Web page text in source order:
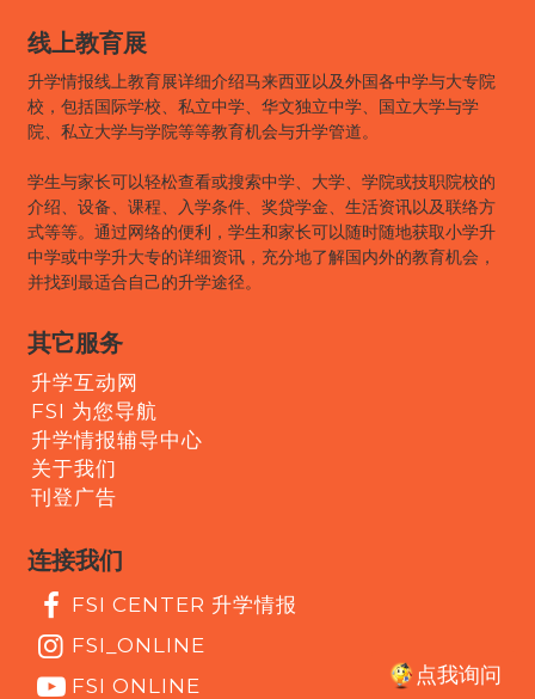
点我询问
线上教育展
升学情报线上教育展详细介绍马来西亚以及外国各中学与大专院
校，包括国际学校、私立中学、华文独立中学、国立大学与学
院、私立大学与学院等等教育机会与升学管道。
学生与家长可以轻松查看或搜索中学、大学、学院或技职院校的
介绍、设备、课程、入学条件、奖贷学金、生活资讯以及联络方
式等等。通过网络的便利，学生和家长可以随时随地获取小学升
中学或中学升大专的详细资讯，充分地了解国内外的教育机会，
并找到最适合自己的升学途径。
其它服务
升学互动网
FSI 为您导航
升学情报辅导中心
关于我们
刊登广告
连接我们
FSI CENTER 升学情报
FSI_ONLINE
FSI ONLINE